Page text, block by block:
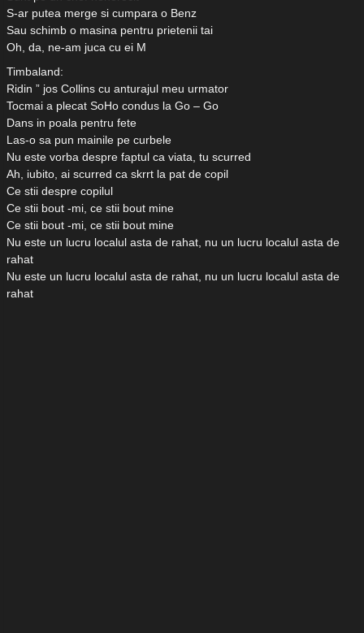
S-ar putea merge si cumpara o Benz
Sau schimb o masina pentru prietenii tai
Oh, da, ne-am juca cu ei M
Timbaland:
Ridin ” jos Collins cu anturajul meu urmator
Tocmai a plecat SoHo condus la Go – Go
Dans in poala pentru fete
Las-o sa pun mainile pe curbele
Nu este vorba despre faptul ca viata, tu scurred
Ah, iubito, ai scurred ca skrrt la pat de copil
Ce stii despre copilul
Ce stii bout -mi, ce stii bout mine
Ce stii bout -mi, ce stii bout mine
Nu este un lucru localul asta de rahat, nu un lucru localul asta de
rahat
Nu este un lucru localul asta de rahat, nu un lucru localul asta de
rahat